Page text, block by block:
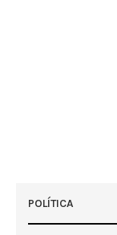
POLÍTICA